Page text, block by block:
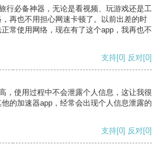
行必备神器，无论是看视频、玩游戏还是工
再也不用担心网速卡顿了。以前出差的时
常使用网络，现在有了这个app，我再也不
支持[0] 反对[0]
，使用过程中不会泄露个人信息，这让我很
的加速器app，经常会出现个人信息泄露的
支持[0] 反对[0]